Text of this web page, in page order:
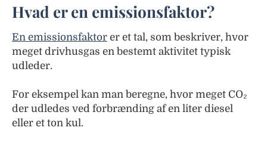
Hvad er en emissionsfaktor?
En emissionsfaktor er et tal, som beskriver, hvor
meget drivhusgas en bestemt aktivitet typisk
udleder.
For eksempel kan man beregne, hvor meget CO₂
der udledes ved forbrænding af en liter diesel
eller et ton kul.